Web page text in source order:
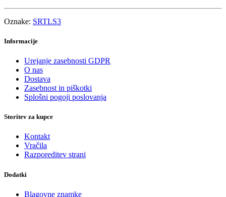
Oznake: SRTLS3
Informacije
Urejanje zasebnosti GDPR
O nas
Dostava
Zasebnost in piškotki
Splošni pogoji poslovanja
Storitev za kupce
Kontakt
Vračila
Razporeditev strani
Dodatki
Blagovne znamke